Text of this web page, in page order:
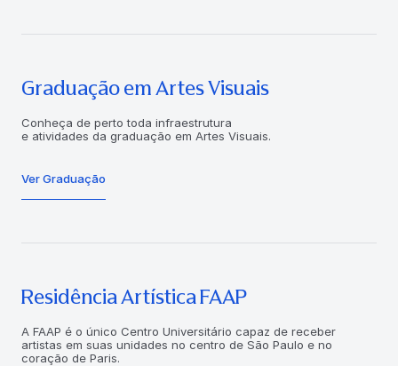
Graduação em Artes Visuais
Conheça de perto toda infraestrutura
e atividades da graduação em Artes Visuais.
Ver Graduação
Residência Artística FAAP
A FAAP é o único Centro Universitário capaz de receber
artistas em suas unidades no centro de São Paulo e no
coração de Paris.